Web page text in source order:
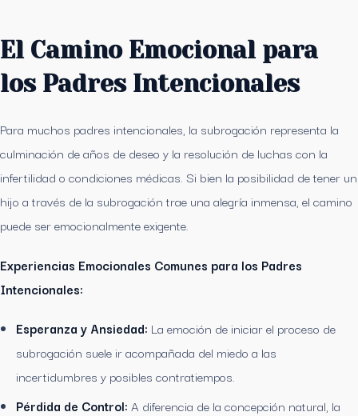
El Camino Emocional para
los Padres Intencionales
Para muchos padres intencionales, la subrogación representa la
culminación de años de deseo y la resolución de luchas con la
infertilidad o condiciones médicas. Si bien la posibilidad de tener un
hijo a través de la subrogación trae una alegría inmensa, el camino
puede ser emocionalmente exigente.
Experiencias Emocionales Comunes para los Padres
Intencionales:
Esperanza y Ansiedad: La emoción de iniciar el proceso de
subrogación suele ir acompañada del miedo a las
incertidumbres y posibles contratiempos.
Pérdida de Control: A diferencia de la concepción natural, la